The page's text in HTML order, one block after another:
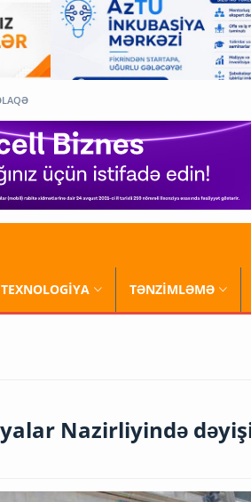
TEXNOLOGİYA TƏNZİMLƏMƏ
Nazirliyində